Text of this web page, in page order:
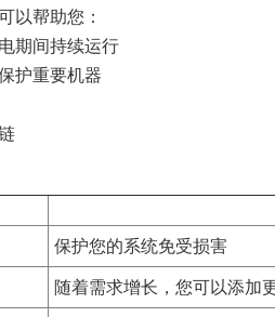
以帮助您：
期间持续运行
护重要机器
保护您的系统免受损害
随着需求增长，您可以添加